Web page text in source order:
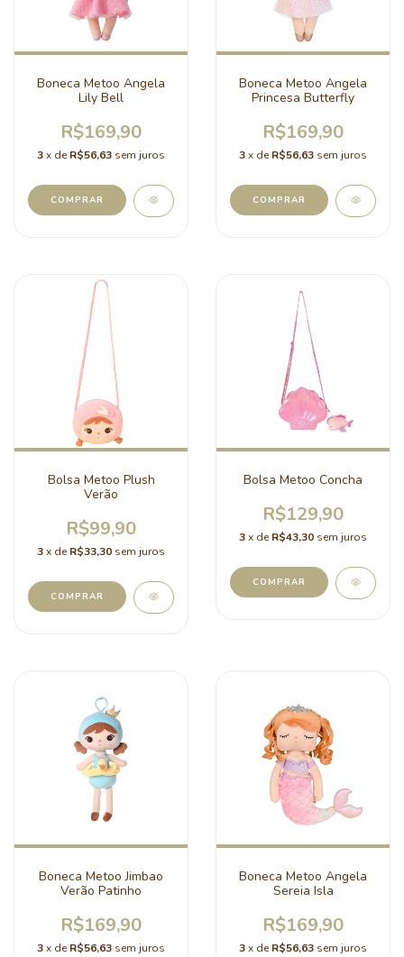
Boneca Metoo Angela
Lily Bell
R$169,90
3x de R$56,63 sem juros
Boneca Metoo Angela
Princesa Butterfly
R$169,90
3x de R$56,63 sem juros
Bolsa Metoo Plush
Verão
R$99,90
3x de R$33,30 sem juros
Bolsa Metoo Concha
R$129,90
3x de R$43,30 sem juros
Boneca Metoo Jimbao
Verão Patinho
R$169,90
3x de R$56,63 sem juros
Boneca Metoo Angela
Sereia Isla
R$169,90
3x de R$56,63 sem juros